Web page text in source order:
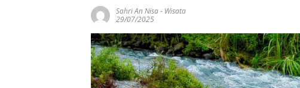
Sahri An Nisa- Wisata
29/07/2025